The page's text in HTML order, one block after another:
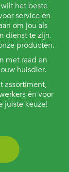
het beste
service en
om jou als
dienst te zijn.
producten.
met raad en
huisdier.
assortiment,
én voor
juiste keuze!